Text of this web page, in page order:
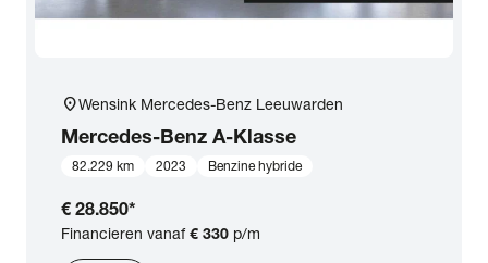
location_onWensink Mercedes-Benz Leeuwarden
Mercedes-Benz A-Klasse
82.229 km 2023 Benzine hybride
€ 28.850*
Financieren vanaf€ 330 p/m